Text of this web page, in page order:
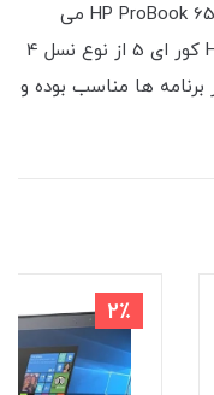
هایی این چنینی از توانایی های HP ProBook 650 G1 i5 می
باشد. سی پی یو HP ProBook 650 G1 i5 کور ای 5 از نوع نسل 4
ها مناسب بوده و
2٪